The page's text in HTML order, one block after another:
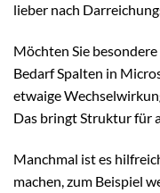
lieber nach
Möchten Sie
Bedarf Spalten in
etwaige
Das bringt Struktur für
Manchmal ist es
machen, zum Beispiel